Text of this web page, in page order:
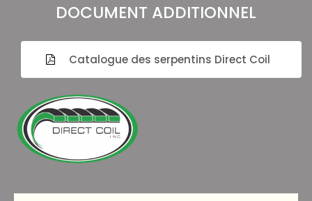
DOCUMENT ADDITIONNEL
Catalogue des serpentins Direct Coil